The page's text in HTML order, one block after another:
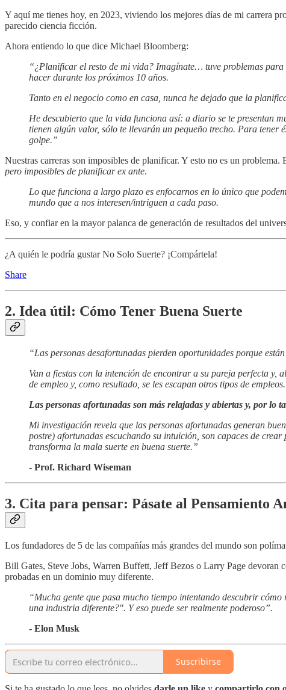
Y aquí me tienes hoy, en 2023, viviendo los mejores días de mi carrera
parecido ciencia ficción.
Ahora entiendo lo que dice Michael Bloomberg:
“¿Planificar el resto de mi vida? Imagínate… tuve problemas
hacer durante los próximos 10 años.
Tanto en el negocio como en casa, nunca he dejado que la
He descubierto que la vida funciona así: a diario se te presentan
tienen algún valor, sólo te llevarán un pequeño trecho. Para tener
golpe.”
Nuestras carreras son imposibles de planificar. Y esto no es un
pero imposibles de planificar ex ante.
Lo que funciona a largo plazo es enfocarnos en lo único que
mundo que a nos interesen/intriguen a cada paso.
Eso, y confiar en la mayor palanca de generación de resultados del
¿A quién le podría gustar No Solo Suerte? ¡Compártela!
Share
2. Idea útil: Cómo Tener Buena Suerte
“Las personas desafortunadas pierden oportunidades porque
Van a fiestas con la intención de encontrar a su pareja perfecta
de empleo y, como resultado, se les escapan otros tipos de empleos.
Las personas afortunadas son más relajadas y abiertas y, por lo
Mi investigación revela que las personas afortunadas generan
postre) afortunadas escuchando su intuición, son capaces de
transforma la mala suerte en buena suerte.”
- Prof. Richard Wiseman
3. Cita para pensar: Pásate al Pensamiento
Los fundadores de 5 de las compañías más grandes del mundo son
Bill Gates, Steve Jobs, Warren Buffett, Jeff Bezos o Larry Page devoran
probadas en un dominio muy diferente.
“Mucha gente que pasa mucho tiempo intentando descubrir
una industria diferente?". Y eso puede ser realmente poderoso”.
- Elon Musk
Suscribirse